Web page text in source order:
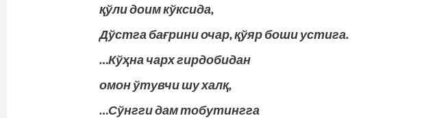
қўли доим кўксида,
Дўстга бағрини очар, қўяр боши устига.
…Кўҳна чарх гирдобидан
омон ўтувчи шу халқ,
…Сўнгги дам тобутингга